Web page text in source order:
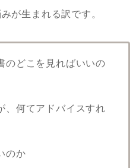
が生まれる訳です。
のどこを見ればいいの
、何てアドバイスすれ
のか